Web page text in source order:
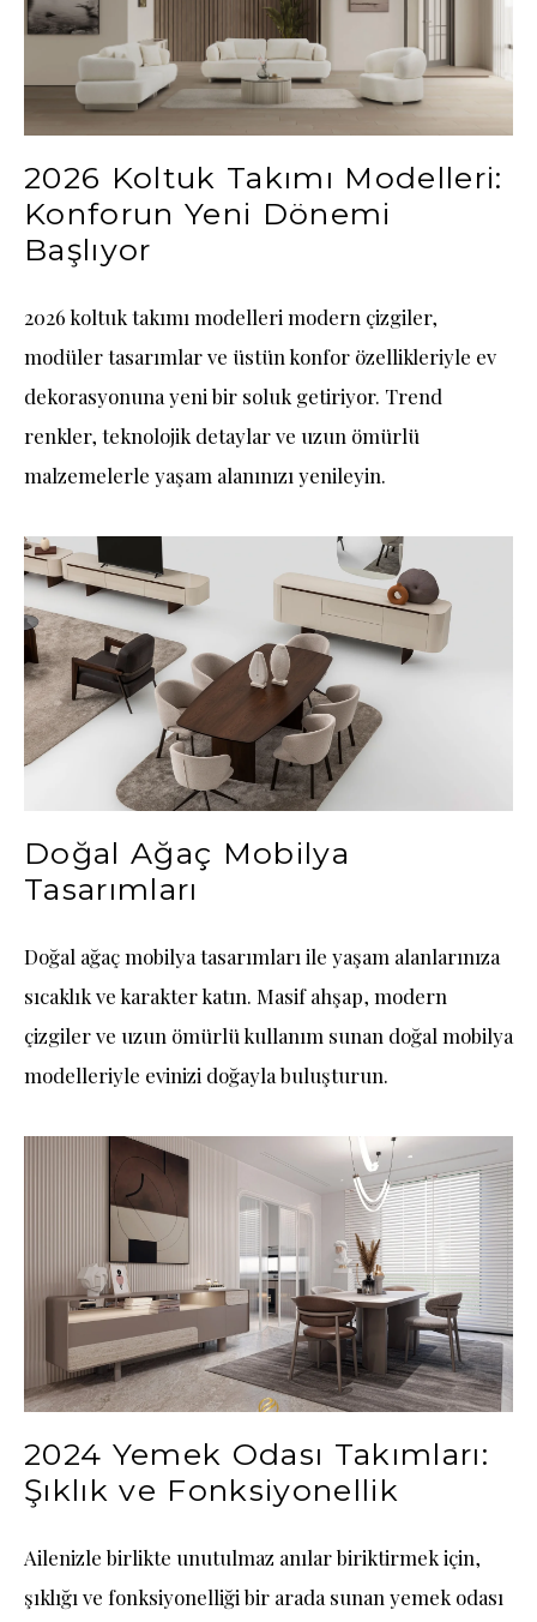
2026 Koltuk Takımı Modelleri:
Konforun Yeni Dönemi
Başlıyor
2026 koltuk takımı modelleri modern çizgiler,
modüler tasarımlar ve üstün konfor özellikleriyle ev
dekorasyonuna yeni bir soluk getiriyor. Trend
renkler, teknolojik detaylar ve uzun ömürlü
malzemelerle yaşam alanınızı yenileyin.
Doğal Ağaç Mobilya
Tasarımları
Doğal ağaç mobilya tasarımları ile yaşam alanlarınıza
sıcaklık ve karakter katın. Masif ahşap, modern
çizgiler ve uzun ömürlü kullanım sunan doğal mobilya
modelleriyle evinizi doğayla buluşturun.
2024 Yemek Odası Takımları:
Şıklık ve Fonksiyonellik
Ailenizle birlikte unutulmaz anılar biriktirmek için,
şıklığı ve fonksiyonelliği bir arada sunan yemek odası